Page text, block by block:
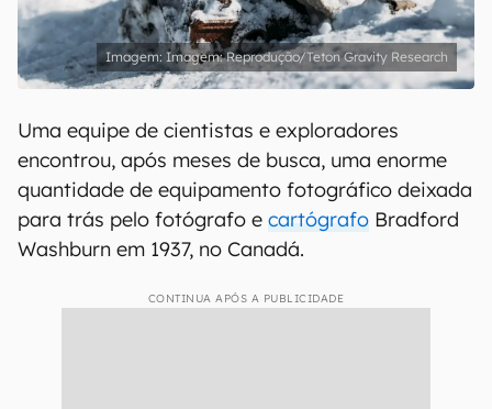
Imagem: Reprodução/Teton Gravity Research
Uma equipe de cientistas e exploradores
encontrou, após meses de busca, uma enorme
quantidade de equipamento fotográfico deixada
para trás pelo fotógrafo e cartógrafo Bradford
Washburn em 1937, no Canadá.
CONTINUA APÓS A PUBLICIDADE